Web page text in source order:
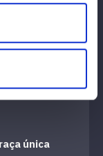
de ferro
única